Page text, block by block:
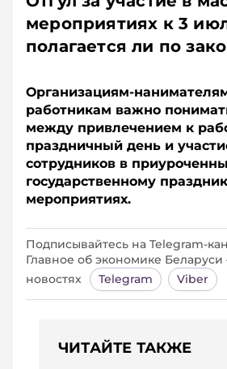
мероприятиях к 3
полагается ли по
Организациям-­
работникам важно
между привлечением к
праздничный день и
сотрудников в
государственному
мероприятиях.
Подписывайтесь на
Главное об экономике
новостях
Telegram Viber
ЧИТАЙТЕ ТАКЖЕ